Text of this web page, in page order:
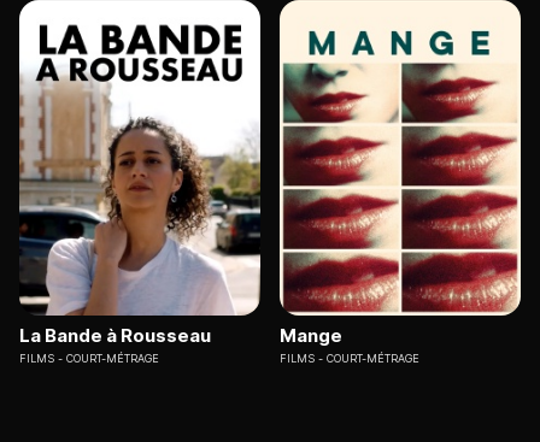
La Bande à Rousseau
FILMS COURT-MÉTRAGE
Mange
FILMS COURT-MÉTRAGE